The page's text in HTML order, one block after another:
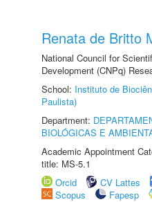
Renata de Britto
National Council for
Development (CNPq)
School: Instituto de
Paulista)
Department:
BIOLÓGICAS E
Academic Appointment
title: MS-5.1
Orcid
CV Lattes
Scopus
Fapesp